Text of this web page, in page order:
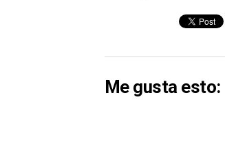
Me gusta esto: